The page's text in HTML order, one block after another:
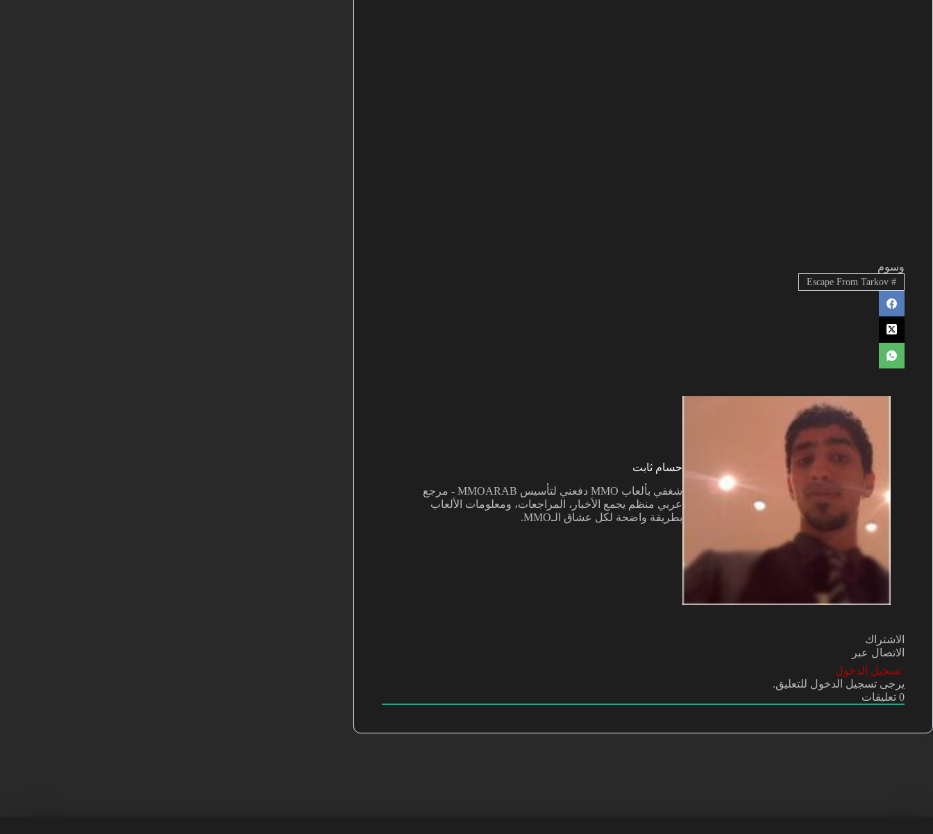
وسوم
#
Escape From Tarkov
حسام ثابت
شغفي بألعاب MMO دفعني لتأسيس MMOARAB - مرجع
عربي منظم يجمع الأخبار، المراجعات، ومعلومات الألعاب
بطريقة واضحة لكل عشاق الـMMO.
الاشتراك
الاتصال عبر
تسجيل الدخول
يرجى تسجيل الدخول للتعليق.
0 تعليقات